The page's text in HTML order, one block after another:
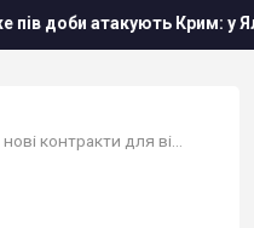
Ялті зафіксована пожежа в